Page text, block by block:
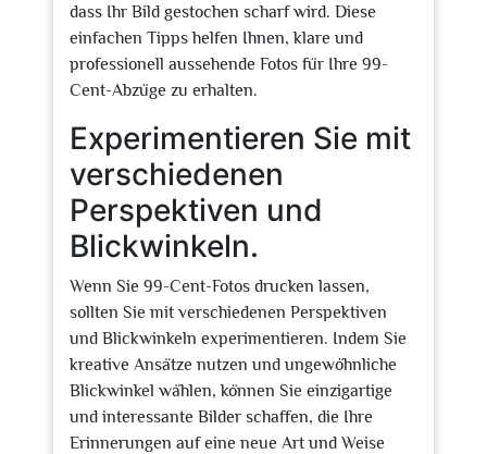
dass Ihr Bild gestochen scharf wird. Diese
einfachen Tipps helfen Ihnen, klare und
professionell aussehende Fotos für Ihre 99-
Cent-Abzüge zu erhalten.
Experimentieren Sie mit
verschiedenen
Perspektiven und
Blickwinkeln.
Wenn Sie 99-Cent-Fotos drucken lassen,
sollten Sie mit verschiedenen Perspektiven
und Blickwinkeln experimentieren. Indem Sie
kreative Ansätze nutzen und ungewöhnliche
Blickwinkel wählen, können Sie einzigartige
und interessante Bilder schaffen, die Ihre
Erinnerungen auf eine neue Art und Weise